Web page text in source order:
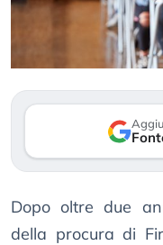
Dopo oltre due
della procura di